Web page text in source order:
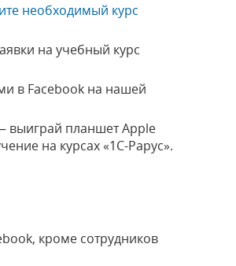
необходимый курс
на учебный курс
в Facebook на нашей
выиграй планшет Apple
на курсах «1С-Рарус».
кроме сотрудников